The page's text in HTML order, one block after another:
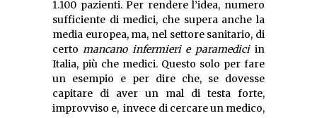
1.100 pazienti. Per rendere l’idea, numero
sufficiente di medici, che supera anche la
media europea, ma, nel settore sanitario, di
certo mancano infermieri e paramediciin
Italia, più che medici. Questo solo per fare
un esempio e per dire che, se dovesse
capitare di aver un mal di testa forte,
improvviso e, invece di cercare un medico,